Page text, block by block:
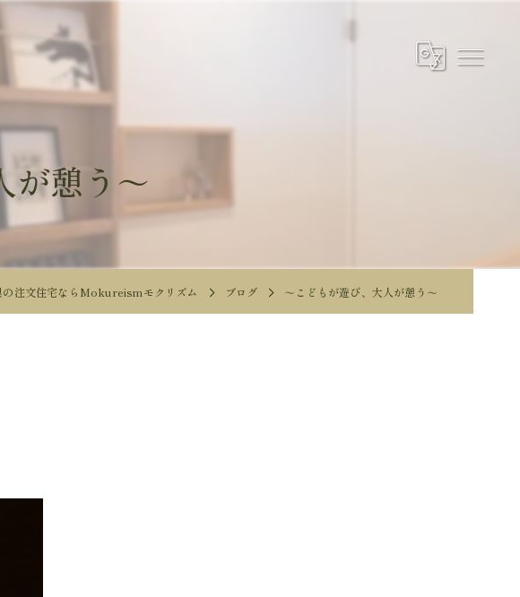
が憩う～
の注文住宅ならMokureismモクリズム ブログ ～こどもが遊び、大人が憩う～